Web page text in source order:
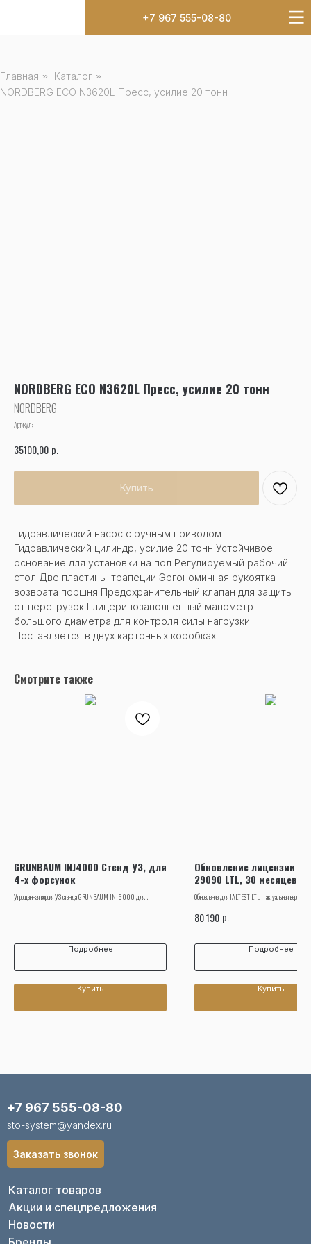
+7 967 555-08-80
Главная » Каталог »
NORDBERG ECO N3620L Пресс, усилие 20 тонн
NORDBERG ECO N3620L Пресс, усилие 20 тонн
NORDBERG
Артикул:
35100,00 р.
Купить
Гидравлический насос с ручным приводом
Гидравлический цилиндр, усилие 20 тонн Устойчивое
основание для установки на пол Регулируемый рабочий
стол Две пластины-трапеции Эргономичная рукоятка
возврата поршня Предохранительный клапан для защиты
от перегрузок Глицеринозаполненный манометр
большого диаметра для контроля силы нагрузки
Поставляется в двух картонных коробках
Смотрите также
GRUNBAUM INJ4000 Стенд УЗ, для
4-х форсунок
Упрощенная версия УЗ стенда GRUNBAUM INJ6000 для
Подробнее
Купить
Обновление лицензии
29090 LTL, 30 месяцев
Обновление для JALTEST LTL – актуальная версия
прицепов, пикапов, микроавтобусов и систем
80 190 р.
Подробнее
Купить
Каталог товаров
Акции и спецпредложения
Новости
+7 967 555-08-80
sto-system@yandex.ru
Заказать звонок